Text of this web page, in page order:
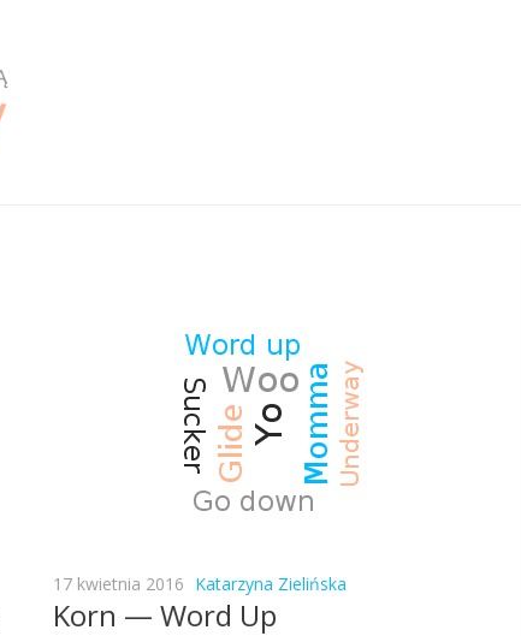
17 kwietnia 2016 Katarzyna Zielińska
Korn — Word Up